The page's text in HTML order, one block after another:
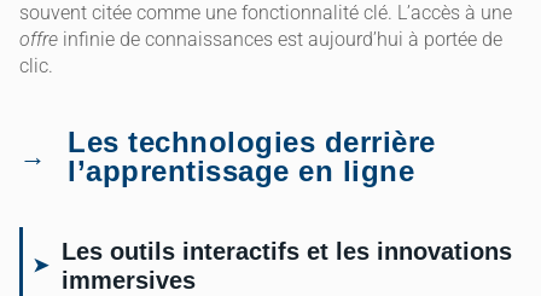
souvent citée comme une fonctionnalité clé. L’accès à une
offre infinie de connaissances est aujourd’hui à portée de
clic.
Les technologies derrière
l’apprentissage en ligne
Les outils interactifs et les innovations
immersives